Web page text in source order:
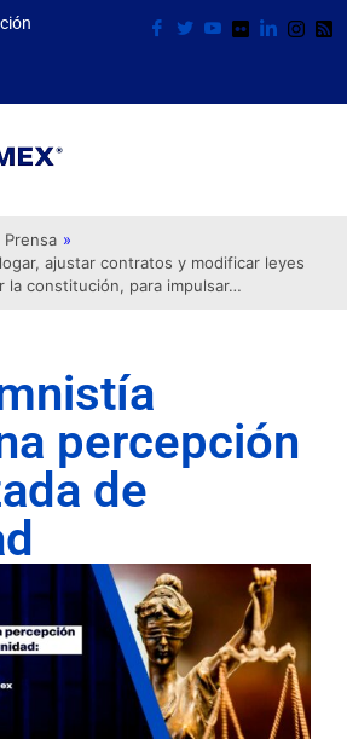
Prensa »
ajustar contratos y modificar leyes
la constitución, para impulsar…
percepción
de